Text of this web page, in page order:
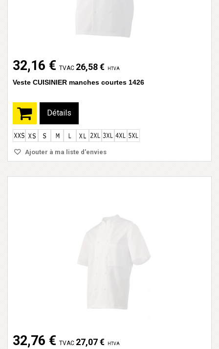
32,16 € TVAC 26,58 € HTVA
Veste CUISINIER manches courtes 1426
Détails
Ajouter à ma liste d'envies
32,76 € TVAC 27,07 € HTVA